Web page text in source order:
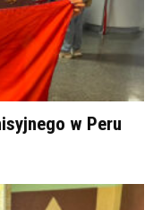
w Peru